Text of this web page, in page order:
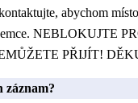
abychom
NEBLOKUJTE
PŘIJÍT!
záznam?